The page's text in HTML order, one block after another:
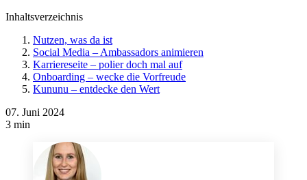
Inhaltsverzeichnis
Nutzen, was da ist
Social Media – Ambassadors animieren
Karriereseite – polier doch mal auf
Onboarding – wecke die Vorfreude
Kununu – entdecke den Wert
07. Juni 2024
3 min